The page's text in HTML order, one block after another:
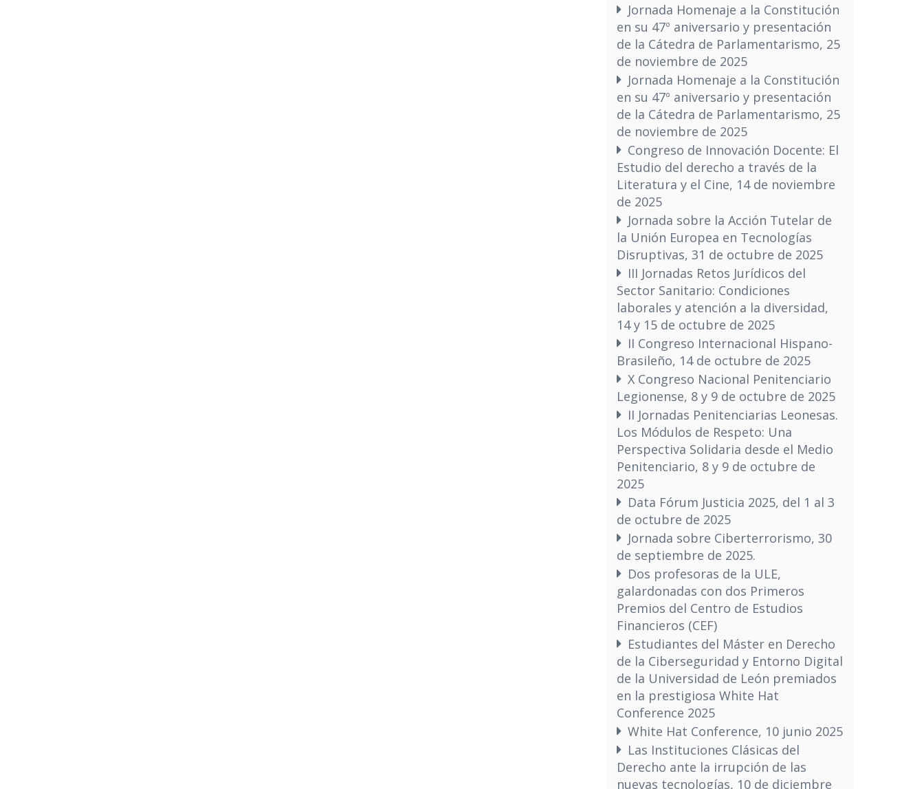
Jornada Homenaje a la Constitución
en su 47º aniversario y presentación
de la Cátedra de Parlamentarismo, 25
de noviembre de 2025
Jornada Homenaje a la Constitución
en su 47º aniversario y presentación
de la Cátedra de Parlamentarismo, 25
de noviembre de 2025
Congreso de Innovación Docente: El
Estudio del derecho a través de la
Literatura y el Cine, 14 de noviembre
de 2025
Jornada sobre la Acción Tutelar de
la Unión Europea en Tecnologías
Disruptivas, 31 de octubre de 2025
III Jornadas Retos Jurídicos del
Sector Sanitario: Condiciones
laborales y atención a la diversidad,
14 y 15 de octubre de 2025
II Congreso Internacional Hispano-
Brasileño, 14 de octubre de 2025
X Congreso Nacional Penitenciario
Legionense, 8 y 9 de octubre de 2025
II Jornadas Penitenciarias Leonesas.
Los Módulos de Respeto: Una
Perspectiva Solidaria desde el Medio
Penitenciario, 8 y 9 de octubre de
2025
Data Fórum Justicia 2025, del 1 al 3
de octubre de 2025
Jornada sobre Ciberterrorismo, 30
de septiembre de 2025.
Dos profesoras de la ULE,
galardonadas con dos Primeros
Premios del Centro de Estudios
Financieros (CEF)
Estudiantes del Máster en Derecho
de la Ciberseguridad y Entorno Digital
de la Universidad de León premiados
en la prestigiosa White Hat
Conference 2025
White Hat Conference, 10 junio 2025
Las Instituciones Clásicas del
Derecho ante la irrupción de las
nuevas tecnologías, 10 de diciembre